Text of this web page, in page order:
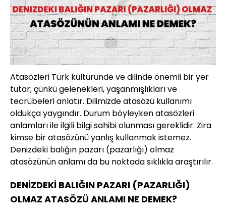
Atasözleri Türk kültüründe ve dilinde önemli bir yer
tutar; çünkü gelenekleri, yaşanmışlıkları ve
tecrübeleri anlatır. Dilimizde atasözü kullanımı
oldukça yaygındır. Durum böyleyken atasözleri
anlamları ile ilgili bilgi sahibi olunması gereklidir. Zira
kimse bir atasözünü yanlış kullanmak istemez.
Denizdeki balığın pazarı (pazarlığı) olmaz
atasözünün anlamı da bu noktada sıklıkla araştırılır.
DENİZDEKİ BALIĞIN PAZARI (PAZARLIĞI)
OLMAZ ATASÖZÜ ANLAMI NE DEMEK?